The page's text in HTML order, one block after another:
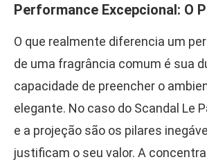
Performance Excepcional: O
O que realmente diferencia um
de uma fragrância comum é sua
capacidade de preencher o
elegante. No caso do Scandal Le
e a projeção são os pilares
justificam o seu valor. A